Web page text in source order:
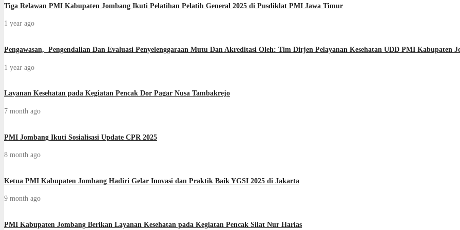
Tiga Relawan PMI Kabupaten Jombang Ikuti Pelatihan Pelatih General 2025 di Pusdiklat PMI Jawa Timur
1 year ago
Pengawasan, Pengendalian Dan Evaluasi Penyelenggaraan Mutu Dan Akreditasi Oleh: Tim Dirjen Pelayanan Kesehatan UDD PMI Kabupaten
1 year ago
Layanan Kesehatan pada Kegiatan Pencak Dor Pagar Nusa Tambakrejo
7 month ago
PMI Jombang Ikuti Sosialisasi Update CPR 2025
8 month ago
Ketua PMI Kabupaten Jombang Hadiri Gelar Inovasi dan Praktik Baik YGSI 2025 di Jakarta
9 month ago
PMI Kabupaten Jombang Berikan Layanan Kesehatan pada Kegiatan Pencak Silat Nur Harias